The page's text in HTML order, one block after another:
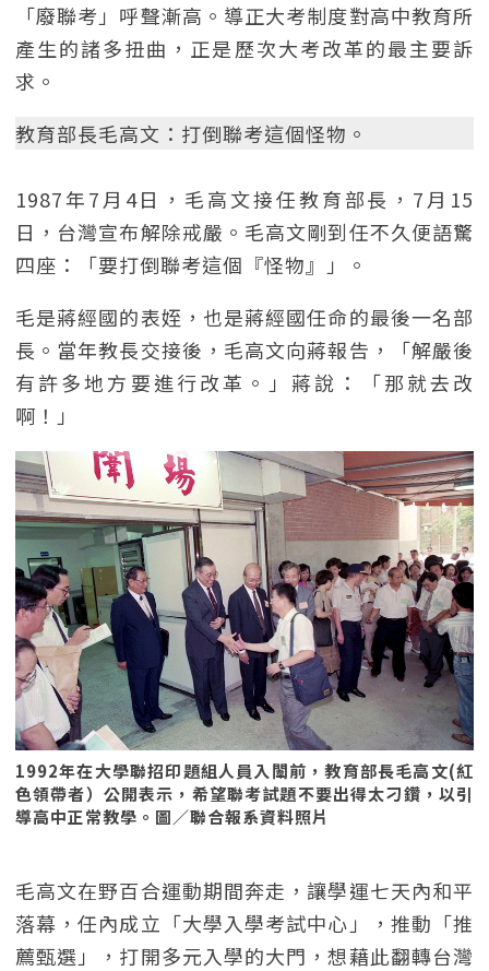
「廢聯考」呼聲漸高。導正大考制度對高中教育所
產生的諸多扭曲，正是歷次大考改革的最主要訴
求。
教育部長毛高文：打倒聯考這個怪物。
1987年7月4日，毛高文接任教育部長，7月15
日，台灣宣布解除戒嚴。毛高文剛到任不久便語驚
四座：「要打倒聯考這個『怪物』」。
毛是蔣經國的表姪，也是蔣經國任命的最後一名部
長。當年教長交接後，毛高文向蔣報告，「解嚴後
有許多地方要進行改革。」蔣說：「那就去改
啊！」
1992年在大學聯招印題組人員入闈前，教育部長毛高文(紅
色領帶者）公開表示，希望聯考試題不要出得太刁鑽，以引
導高中正常教學。圖／聯合報系資料照片
毛高文在野百合運動期間奔走，讓學運七天內和平
落幕，任內成立「大學入學考試中心」，推動「推
薦甄選」，打開多元入學的大門，想藉此翻轉台灣